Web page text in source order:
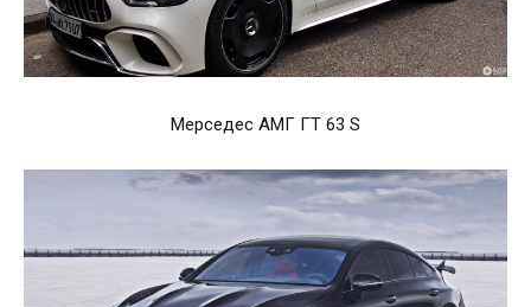
Мерседес АМГ ГТ 63 S